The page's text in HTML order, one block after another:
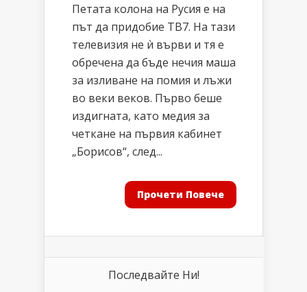
Петата колона на Русия е на
път да придобие ТВ7. На тази
телевизия не ѝ върви и тя е
обречена да бъде нечия маша
за изливане на помия и лъжи
во веки веков. Първо беше
издигната, като медия за
четкане на първия кабинет
„Борисов“, след...
Прочети Повече
Последвайте Ни!